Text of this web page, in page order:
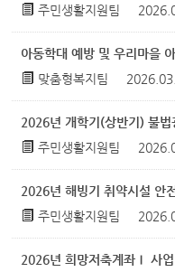
주민생활지원팀
아동학대 예방 및 우리마을
맞춤형복지팀
2026년 개학기(상반기) 불
주민생활지원팀
2026년 해빙기 취약시설 안
주민생활지원팀
2026년 희망저축계좌Ⅰ 사업